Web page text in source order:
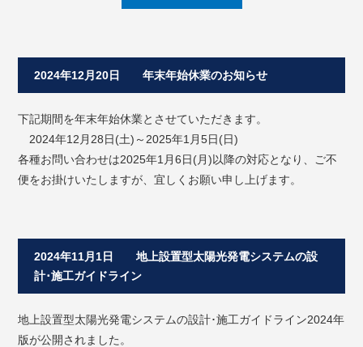
2024年12月20日 年末年始休業のお知らせ
下記期間を年末年始休業とさせていただきます。
2024年12月28日(土)～2025年1月5日(日)
各種お問い合わせは2025年1月6日(月)以降の対応となり、ご不
便をお掛けいたしますが、宜しくお願い申し上げます。
2024年11月1日 地上設置型太陽光発電システムの設
計･施工ガイドライン
地上設置型太陽光発電システムの設計･施工ガイドライン2024年
版が公開されました。